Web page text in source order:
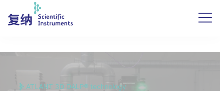
ATLANT 3D DALP® technology